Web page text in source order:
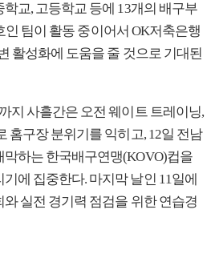
교, 고등학교 등에 13개의 배구부
인 팀이 활동 중이어서 OK저축은행
활성화에 도움을 줄 것으로 기대된
지 사흘간은 오전 웨이트 트레이닝,
홈구장 분위기를 익히고, 12일 전남
하는 한국배구연맹(KOVO)컵을
에 집중한다. 마지막 날인 11일에
실전 경기력 점검을 위한 연습경